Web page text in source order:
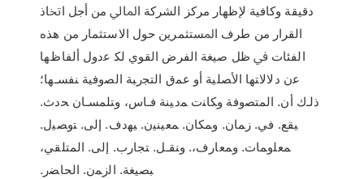
دﻗﻴﻘﺔ وﻛﺎﻓﻴﺔ ﻹﻇﻬﺎر ﻣﺮﻛﺰ اﻟﺸﺮﻛﺔ اﳌﺎﱄ ﻣﻦ أﺟﻞ اﲣﺎذ
اﻟﻘﺮار ﻣﻦ ﻃﺮف اﳌﺴﺘﺜﻤﺮﻳﻦ ﺣﻮل اﻻﺳﺘﺜﻤﺎر ﻣﻦ ﻫﺬﻩ
اﻟﻔﺌﺎت ﰲ ﻇﻞ ﺻﻴﻐﺔ اﻟﻔﺮض اﻟﻘﻮي ﻟﻜ ﻋﺩﻭل ﺃﻟﻔﺎﻅﻬﺎ
ﻋﻥ ﺩﻻﻻﺘﻬﺎ ﺍﻷﺼﻠﻴﺔ ﺃﻭ ﻋﻤﻕ ﺍﻟﺘﺠﺭﺒﺔ ﺍﻟﺼﻭﻓﻴﺔ ﻨﻔﺴـﻬﺎ؛
ﺫﻟـﻙ ﺃﻥ. ﺍﻟﻤﺘﺼﻭﻓﺔ ﻭﻜﺎﻨﺕ ﻤﺩﻴﻨﺔ ﻓـﺎﺱ، ﻭﺘﻠﻤﺴـﺎﻥ ﺤﺩﺙ.
ﻴﻘﻊ. ﻓﻲ. ﺯﻤﺎﻥ. ﻭﻤﻜﺎﻥ. ﻤﻌﻴﻨﻴﻥ. ﻴﻬﺩﻑ. ﺇﻟﻰ. ﺘﻭﺼﻴل.
ﻤﻌﻠﻭﻤﺎﺕ. ﻭﻤﻌﺎﺭﻑ،. ﻭﻨﻘـل. ﺘﺠﺎﺭﺏ. ﺇﻟﻰ. ﺍﻟﻤﺘﻠﻘﻲ،
ﺒﺼﻴﻐﺔ. ﺍﻟﺯﻤﻥ. ﺍﻟﺤﺎﻀﺭ.